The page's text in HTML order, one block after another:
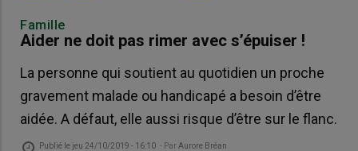
Famille
Aider ne doit pas rimer avec s’épuiser !
La personne qui soutient au quotidien un proche
gravement malade ou handicapé a besoin d’être
aidée. A défaut, elle aussi risque d’être sur le flanc.
Publié le jeu 24/10/2019 - 16:10 - Par Aurore Bréan